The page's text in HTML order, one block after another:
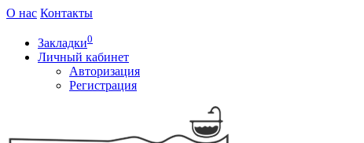
О нас Контакты
Закладки0
Личный кабинет
Авторизация
Регистрация